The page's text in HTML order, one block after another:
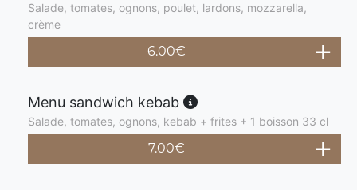
Salade, tomates, ognons, poulet, lardons, mozzarella,
crème
6.00€
Menu sandwich kebab
Salade, tomates, ognons, kebab + frites + 1 boisson 33 cl
7.00€